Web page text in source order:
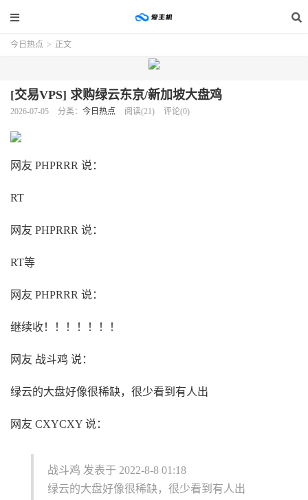
今日热点 > 正文
[交易VPS] 求购绿云东京/新加坡大盘鸡
2026-07-05 分类： 今日热点 阅读(21) 评论(0)
网友 PHPRRR 说：
RT
网友 PHPRRR 说：
RT等
网友 PHPRRR 说：
继续收！！！！！！！
网友 战斗鸡 说：
绿云的大盘好像很稀缺，很少看到有人出
网友 CXYCXY 说：
战斗鸡 发表于 2022-8-8 01:18
绿云的大盘好像很稀缺，很少看到有人出